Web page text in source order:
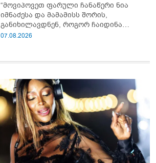
ფაქტობრივად, წაქეზება იყო” -
პროკურორი ნია იმნაძეზე
“მოვიპოვეთ ფარული ჩანაწერი ნია
იმნაძესა და მამამისს შორის,
განიხილავდნენ, როგორ ჩაიდინა
გაბაშვილმა დანაშაული” - რას ამბობს
07.08.2026